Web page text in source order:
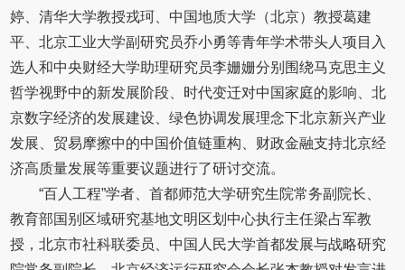
婷、清华大学教授戎珂、中国地质大学（北京）教授葛建
平、北京工业大学副研究员乔小勇等青年学术带头人项目入
选人和中央财经大学助理研究员李姗姗分别围绕马克思主义
哲学视野中的新发展阶段、时代变迁对中国家庭的影响、北
京数字经济的发展建设、绿色协调发展理念下北京新兴产业
发展、贸易摩擦中的中国价值链重构、财政金融支持北京经
济高质量发展等重要议题进行了研讨交流。
“百人工程”学者、首都师范大学研究生院常务副院长、
教育部国别区域研究基地文明区划中心执行主任梁占军教
授，北京市社科联委员、中国人民大学首都发展与战略研究